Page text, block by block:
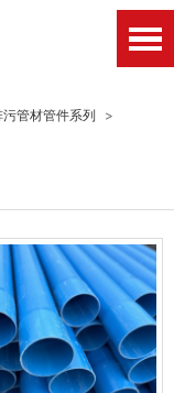
管材管件系列 >